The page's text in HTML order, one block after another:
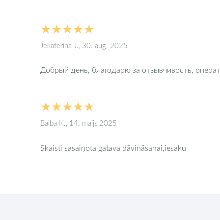
★★★★★
Jekaterina J., 30. aug. 2025
Добрый день, благодарю за отзывчивость,
★★★★★
Baiba K., 14. maijs 2025
Skaisti sasaiņota gatava dāvināšanai,iesaku